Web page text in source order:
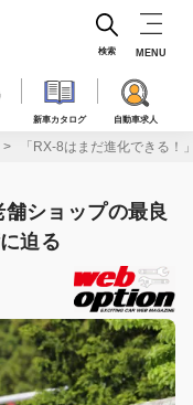
新車カタログ 自動車求人
検索 MENU
「RX-8はまだ進化できる
舗ショップの最良
迫る